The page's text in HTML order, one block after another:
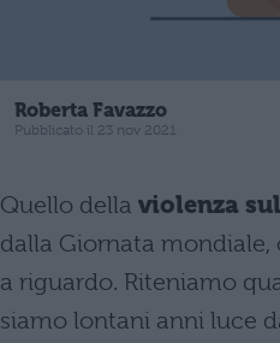
Roberta Favazzo
Pubblicato il 23 nov 2021
Quello della violenza
dalla Giornata
a riguardo. Riteniamo
siamo lontani anni luce